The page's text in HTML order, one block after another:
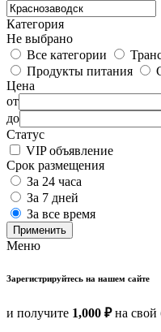
Категория
Не выбрано
Все категории
Продукты питания
Цена
от
до
Статус
VIP объявление
Срок размещения
За 24 часа
За 7 дней
За все время
Применить
Меню
Зарегистрируйтесь на нашем сайте
и получите 1,000 ₽на свой